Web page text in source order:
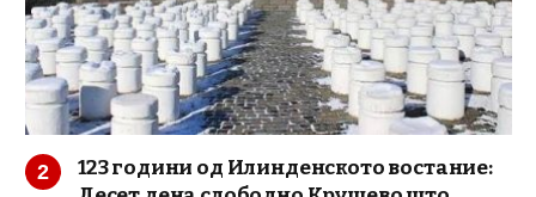
123 години од Илинденското востание: